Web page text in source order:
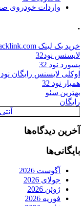
واردات خودروی
.
خرید بک لینک behtarinbacklink.com
لایسنس نود32
پسورد نود 32
اوکلی لایسنس رایگان نود 32
همیار نود 32
بهترین سئو
رایگان
آخرین دیدگاه‌ها
بایگانی‌ها
آگوست 2026
جولای 2026
ژوئن 2026
فوریه 2026